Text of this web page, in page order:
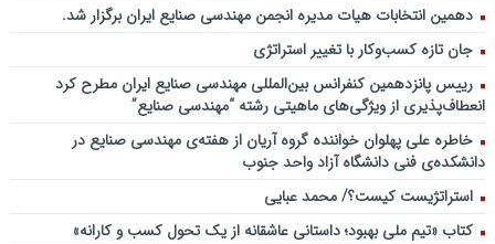
دهمین انتخابات هیات مدیره انجمن مهندسی صنایع ایران برگزار شد.
جان تازه کسب‌وکار با تغییر استراتژی
رییس پانزدهمین کنفرانس بین‌المللی مهندسی صنایع ایران مطرح کرد
انعطاف‌پذیری از ویژگی‌های ماهیتی رشته “مهندسی صنایع”
خاطره علی پهلوان خواننده گروه آریان از هفته‌ی مهندسی صنایع در
دانشکده‌ی فنی دانشگاه آزاد واحد جنوب
استراتژیست کیست؟‬/ محمد عبایی
کتاب «تیم ملی بهبود؛ داستانی عاشقانه از یک تحول کسب و کارانه»